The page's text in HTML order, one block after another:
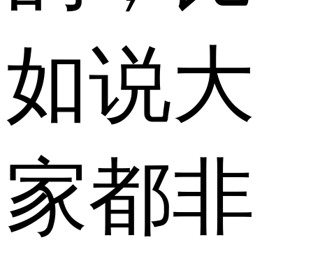
如说大
家都非